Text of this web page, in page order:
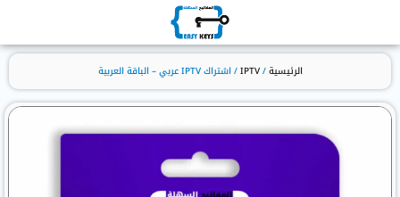
الرئيسية/
IPTV/ اشتراك IPTV عربي – الباقة العربية